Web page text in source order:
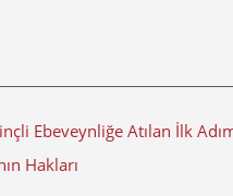
Ebeveynliğe Atılan İlk
Hakları